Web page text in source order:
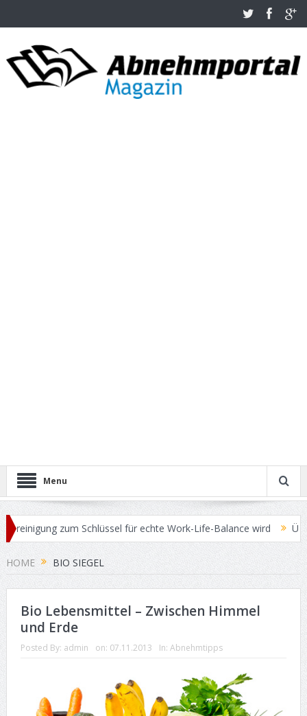
Menu
zum Schlüssel für echte Work-Life-Balance wird
HOME BIO SIEGEL
Bio Lebensmittel – Zwischen Himmel
und Erde
Posted By: admin on: 07.11.2013 In: Abnehmtipps